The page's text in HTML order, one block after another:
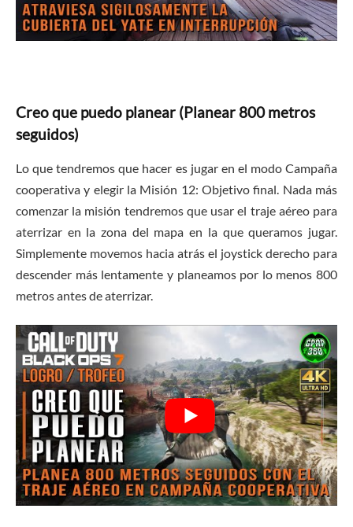
Creo que puedo planear (Planear 800 metros
seguidos)
Lo que tendremos que hacer es jugar en el modo Campaña
cooperativa y elegir la Misión 12: Objetivo final. Nada más
comenzar la misión tendremos que usar el traje aéreo para
aterrizar en la zona del mapa en la que queramos jugar.
Simplemente movemos hacia atrás el joystick derecho para
descender más lentamente y planeamos por lo menos 800
metros antes de aterrizar.